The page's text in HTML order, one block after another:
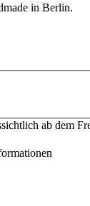
in Berlin.
ab dem